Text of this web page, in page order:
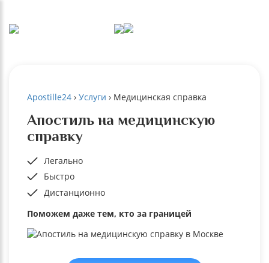
Apostille24 › Услуги › Медицинская справка
Апостиль на медицинскую
справку
Легально
Быстро
Дистанционно
Поможем даже тем, кто за границей